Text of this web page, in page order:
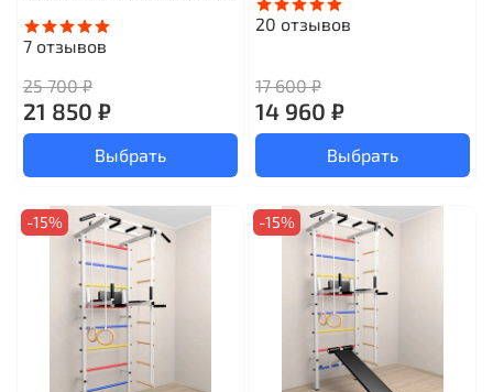
7 отзывов
25 700 ₽
21 850 ₽
Выбрать
20 отзывов
17 600 ₽
14 960 ₽
Выбрать
-15% -15%